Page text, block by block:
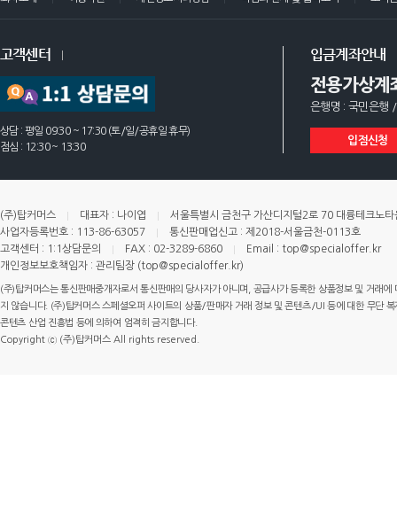
고객센터
상담 : 평일 09:30 ~ 17:30 (토/일/공휴일 휴무)
점심 : 12:30 ~ 13:30
입금계좌안내
전용가상계
은행명 : 국민은행
입점신청
(주)탑커머스 대표자 : 나이엽
서울특별시 금천구 가산디지털2로 70 대륭테크노
사업자등록번호 : 113-86-63057
통신판매업신고 : 제2018-서울금천-0113호
고객센터 : 1:1상담문의
FAX : 02-3289-6860
Email : top@specialoffer.kr
개인정보보호책임자 : 관리팀장 (top@specialoffer.kr)
(주)탑커머스는 통신판매중개자로서 통신판매의 당사자가 아니며, 공급사가 등록한 상품정보 및 거래
지 않습니다. (주)탑커머스 스페셜오퍼 사이트의 상품/판매자 거래 정보 및 콘텐츠/UI 등에 대한 무단
콘텐츠 산업 진흥법 등에 의하여 엄격히 금지합니다.
Copyright ⓒ (주)탑커머스 All rights reserved.